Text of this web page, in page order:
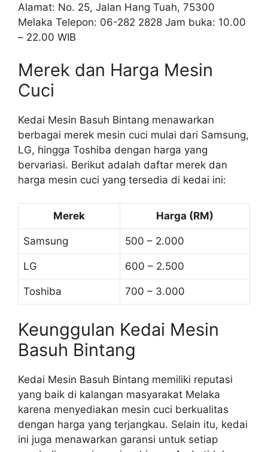
Alamat: No. 25, Jalan Hang Tuah, 75300
Melaka Telepon: 06-282 2828 Jam buka: 10.00
– 22.00 WIB
Merek dan Harga Mesin
Cuci
Kedai Mesin Basuh Bintang menawarkan
berbagai merek mesin cuci mulai dari Samsung,
LG, hingga Toshiba dengan harga yang
bervariasi. Berikut adalah daftar merek dan
harga mesin cuci yang tersedia di kedai ini:
Merek Harga (RM)
Samsung 500 – 2.000
LG 600 – 2.500
Toshiba 700 – 3.000
Keunggulan Kedai Mesin
Basuh Bintang
Kedai Mesin Basuh Bintang memiliki reputasi
yang baik di kalangan masyarakat Melaka
karena menyediakan mesin cuci berkualitas
dengan harga yang terjangkau. Selain itu, kedai
ini juga menawarkan garansi untuk setiap